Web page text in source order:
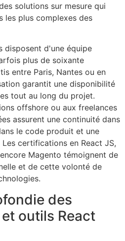
solutions sur mesure qui
les plus complexes des
disposent d'une équipe
plus de soixante
entre Paris, Nantes ou en
garantit une disponibilité
tout au long du projet.
offshore ou aux freelances
assurent une continuité dans
le code produit et une
certifications en React JS,
Magento témoignent de
et de cette volonté de
des
outils React